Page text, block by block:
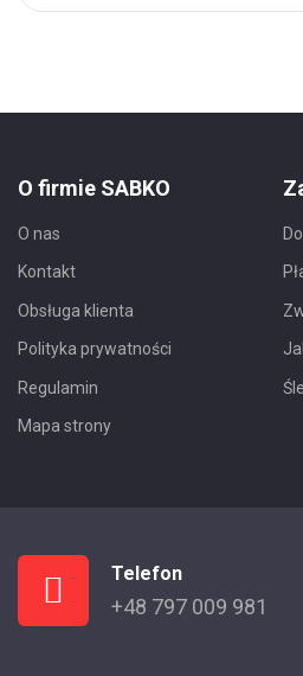
O firmie SABKO
O nas
Kontakt
Obsługa klienta
Polityka prywatności
Regulamin
Mapa strony
Telefon
+48 797 009 981